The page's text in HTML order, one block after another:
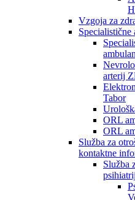
Vzgoja za
Specialistične
arterij
Tabor
ORL
ORL
Služba za
kontaktne
Služba